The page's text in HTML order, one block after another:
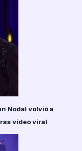
Nodal volvió a
video viral